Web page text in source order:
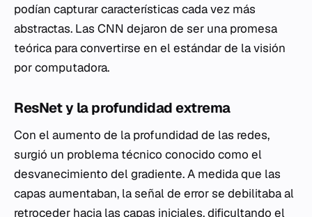
podían capturar características cada vez más
abstractas. Las CNN dejaron de ser una promesa
teórica para convertirse en el estándar de la visión
por computadora.
ResNet y la profundidad extrema
Con el aumento de la profundidad de las redes,
surgió un problema técnico conocido como el
desvanecimiento del gradiente. A medida que las
capas aumentaban, la señal de error se debilitaba al
retroceder hacia las capas iniciales, dificultando el